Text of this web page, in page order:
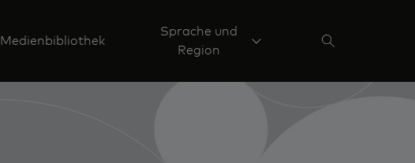
Medienbibliothek
Sprache und
Region